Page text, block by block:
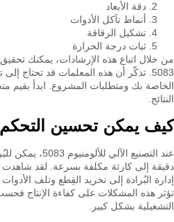
دقة الأبعاد
أنماط تآكل الأدوات
تشكيل الرقاقة
ثبات درجة الحرارة
من خلال اتباع هذه الإرشادات، يمكنك تحقيق
5083. تذكّر أن هذه المعلمات قد تحتاج
الخاصة بك ومتطلبات المشروع. ابدأ بقيم
النتائج.
كيف يمكن تحسين التحكم
عند التصنيع
دقيقة إلى كارثة مكلفة بسرعة. لقد
إدارة البُرادة إلى تخريد القِطع وتلف
تؤثر هذه المشكلات على كفاءة الإنتاج
التشغيلية بشكل كبير.